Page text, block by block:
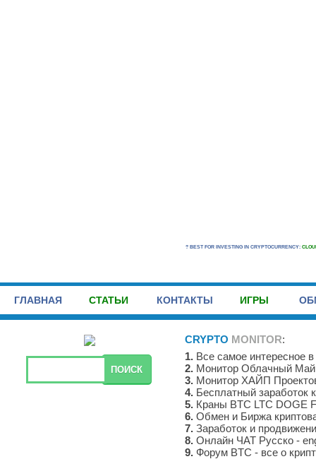
? BEST FOR INVESTING IN CRYPTOCURRENCY:
ГЛАВНАЯ СТАТЬИ КОНТАКТЫ ИГРЫ
CRYPTO MONITOR:
1.Все самое интересное
2.Монитор Облачный
3.Монитор ХАЙП
4.Бесплатный заработок
5.Краны BTC LTC DOGE
6.Обмен и Биржа
7.Заработок и
8.Онлайн ЧАТ Русско -
9.Форум BTC - все о